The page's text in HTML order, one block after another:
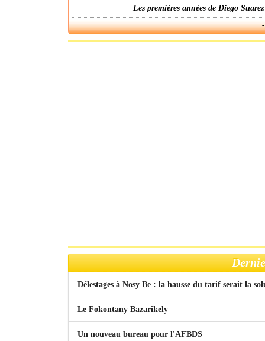
Les premières années de Diego
Délestages à Nosy Be : la hausse du tarif serait la
Le Fokontany Bazarikely
Un nouveau bureau pour l'AFBDS